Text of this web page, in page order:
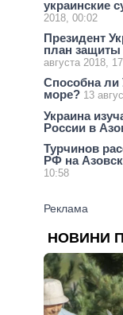
украинские
2018, 00:02
Президент
план защиты
августа 2018,
Способна ли
море? 13
Украина
России в
Турчинов
РФ на
10:58